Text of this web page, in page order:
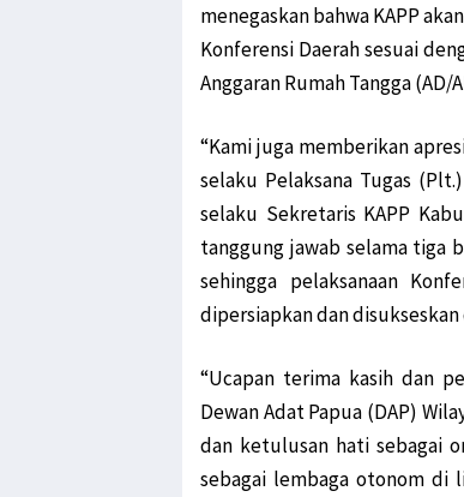
menegaskan bahwa KAPP
Konferensi Daerah sesuai
Anggaran Rumah Tangga (AD/
“Kami juga memberikan
selaku Pelaksana Tugas
selaku Sekretaris KAPP
tanggung jawab selama tiga
sehingga pelaksanaan
dipersiapkan dan
“Ucapan terima kasih dan
Dewan Adat Papua (DAP)
dan ketulusan hati sebagai
sebagai lembaga otonom di